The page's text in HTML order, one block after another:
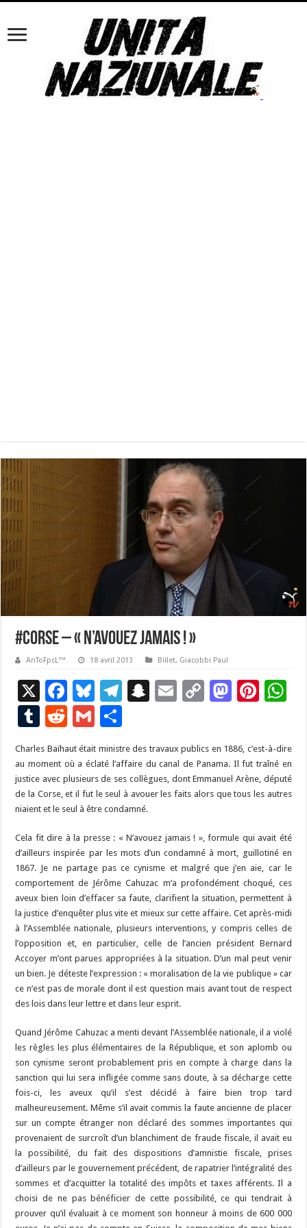
#corse – « N’avouez jamais ! »
AnToFpcL™ 18 avril 2013 Billet, Giacobbi Paul
X
F
ac
e
b
o
o
Bl
u
es
ky
T
gr
a
m
S
p
c
h
E
l
C
y
Li
n
M
d
o
n
Pi
es
t
p
p
T
m
bl
r
R
d
di
t
G
m
ai
l
ar
ta
g
er
Charles Baïhaut était ministre des travaux publics en 1886, c’est-à-dire
au moment où a éclaté l’affaire du canal de Panama. Il fut traîné en
justice avec plusieurs de ses collègues, dont Emmanuel Arène, député
de la Corse, et il fut le seul à avouer les faits alors que tous les autres
niaient et le seul à être condamné.
Cela fit dire à la presse : « N’avouez jamais ! », formule qui avait été
d’ailleurs inspirée par les mots d’un condamné à mort, guillotiné en
1867. Je ne partage pas ce cynisme et malgré que j’en aie, car le
comportement de Jérôme Cahuzac m’a profondément choqué, ces
aveux bien loin d’effacer sa faute, clarifient la situation, permettent à
la justice d’enquêter plus vite et mieux sur cette affaire. Cet après-midi
à l’Assemblée nationale, plusieurs interventions, y compris celles de
l’opposition et, en particulier, celle de l’ancien président Bernard
Accoyer m’ont parues appropriées à la situation. D’un mal peut venir
un bien. Je déteste l’expression : « moralisation de la vie publique » car
ce n’est pas de morale dont il est question mais avant tout de respect
des lois dans leur lettre et dans leur esprit.
Quand Jérôme Cahuzac a menti devant l’Assemblée nationale, il a violé
les règles les plus élémentaires de la République, et son aplomb ou
son cynisme seront probablement pris en compte à charge dans la
sanction qui lui sera infligée comme sans doute, à sa décharge cette
fois-ci, les aveux qu’il s’est décidé à faire bien trop tard
malheureusement. Même s’il avait commis la faute ancienne de placer
sur un compte étranger non déclaré des sommes importantes qui
provenaient de surcroît d’un blanchiment de fraude fiscale, il avait eu
la possibilité, du fait des dispositions d’amnistie fiscale, prises
d’ailleurs par le gouvernement précédent, de rapatrier l’intégralité des
sommes et d’acquitter la totalité des impôts et taxes afférents. Il a
choisi de ne pas bénéficier de cette possibilité, ce qui tendrait à
prouver qu’il évaluait à ce moment son honneur à moins de 600 000